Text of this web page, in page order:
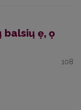
balsių ẹ, ọ
108